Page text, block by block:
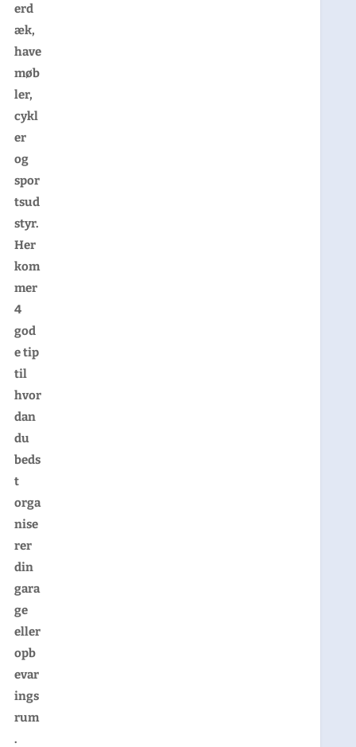
erd
æk,
have
møb
ler,
cykl
er
og
spor
tsud
styr.
Her
kom
mer
4
god
e tip
til
hvor
dan
du
beds
t
orga
nise
rer
din
gara
ge
eller
opb
evar
ings
rum
.